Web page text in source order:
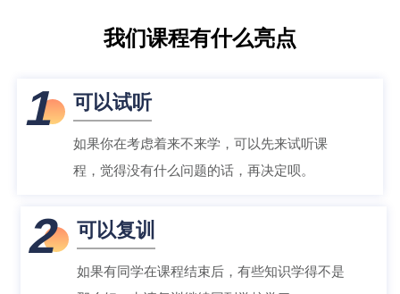
我们课程有什么亮点
1 可以试听
如果你在考虑着来不来学，可以先来试听课
程，觉得没有什么问题的话，再决定呗。
2 可以复训
如果有同学在课程结束后，有些知识学得不是